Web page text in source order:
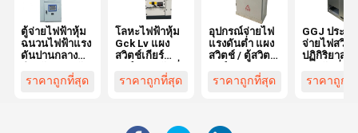
ตู้จ่ายไฟฟ้าหุ้ม
ฉนวนไฟฟ้าแรง
ดันปานกลาง
บาร์เดี่ยว
ราคาถูกที่สุด
โลหะไฟฟ้าหุ้ม
Gck Lv แผง
สวิตช์เกียร์
380V 3 Phase
ราคาถูกที่สุด
อุปกรณ์จ่ายไฟ
แรงดันต่ำ แผง
สวิตช์ / ตู้สวิตช์
ราคาถูกที่สุด
GGJ ประเ
จ่ายไฟสวิต
ปฏิกิริยาสวิ
ราคาถูกที่